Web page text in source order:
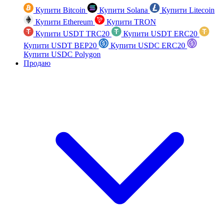
Купити Bitcoin Купити Solana
Купити Litecoin
Купити Ethereum
Купити TRON
Купити USDT TRC20
Купити USDT ERC20
Купити USDT BEP20
Купити USDC ERC20
Купити USDC Polygon
Продаю